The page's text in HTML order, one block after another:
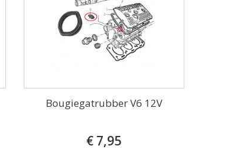
Bougiegatrubber V6 12V
€ 7,95